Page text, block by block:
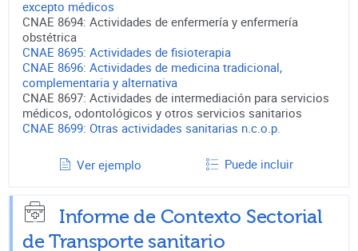
excepto médicos
CNAE 8694: Actividades de enfermería y enfermería
obstétrica
CNAE 8695: Actividades de fisioterapia
CNAE 8696: Actividades de medicina tradicional,
complementaria y alternativa
CNAE 8697: Actividades de intermediación para servicios
médicos, odontológicos y otros servicios sanitarios
CNAE 8699: Otras actividades sanitarias n.c.o.p.
Ver ejemplo Puede incluir
Informe de Contexto Sectorial
de Transporte sanitario